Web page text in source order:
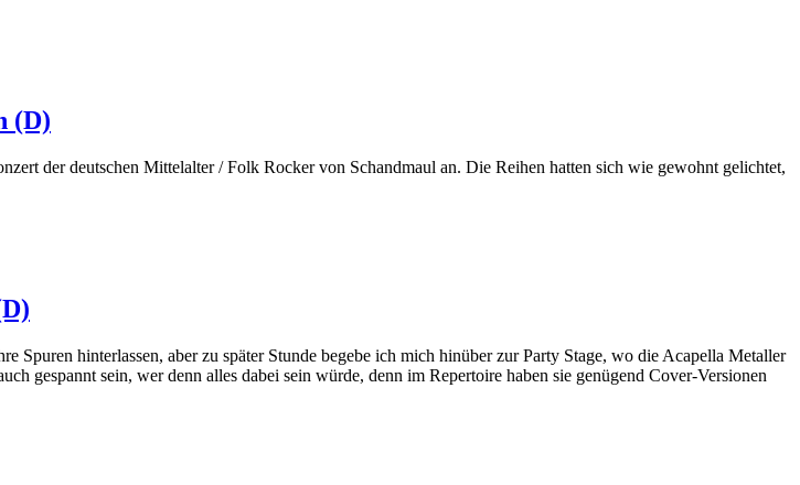
(D)
der deutschen Mittelalter / Folk Rocker von Schandmaul an. Die Reihen hatten sich wie gewohnt gelichtet,
Spuren hinterlassen, aber zu später Stunde begebe ich mich hinüber zur Party Stage, wo die Acapella Metaller
gespannt sein, wer denn alles dabei sein würde, denn im Repertoire haben sie genügend Cover-Versionen